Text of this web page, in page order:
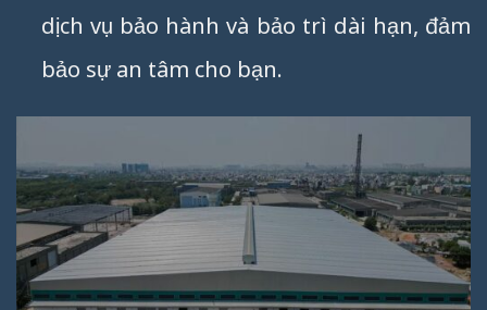
dịch vụ bảo hành và bảo trì dài hạn, đảm
bảo sự an tâm cho bạn.